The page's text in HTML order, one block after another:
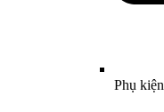
Phụ kiện